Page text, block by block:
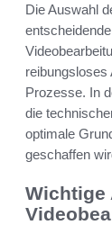
Die Auswahl
reibungsloses
Prozesse. In
die
optimale
geschaffen
Wichtige